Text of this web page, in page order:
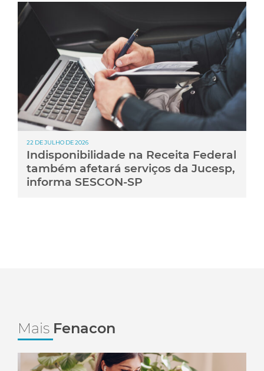
22 DE JULHO DE 2026
Indisponibilidade na Receita Federal
também afetará serviços da Jucesp,
informa SESCON-SP
Mais Fenacon